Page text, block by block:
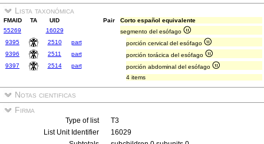
Lista taxonómica
FMAID TA UID Pair
Corto español equivalente
55269
16029
segmento del esófago
9395
2510 part
porción cervical del esófago
9396
2511 part
porción torácica del esófago
9397
2514 part
porción abdominal del esófago
4 items
Notas cientificas
Firma
Type of list
T3
List Unit Identifier
16029